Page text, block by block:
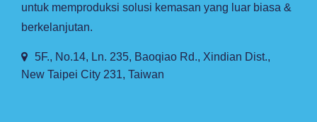
untuk memproduksi solusi kemasan yang luar biasa &
berkelanjutan.
5F., No.14, Ln. 235, Baoqiao Rd., Xindian Dist.,
New Taipei City 231, Taiwan